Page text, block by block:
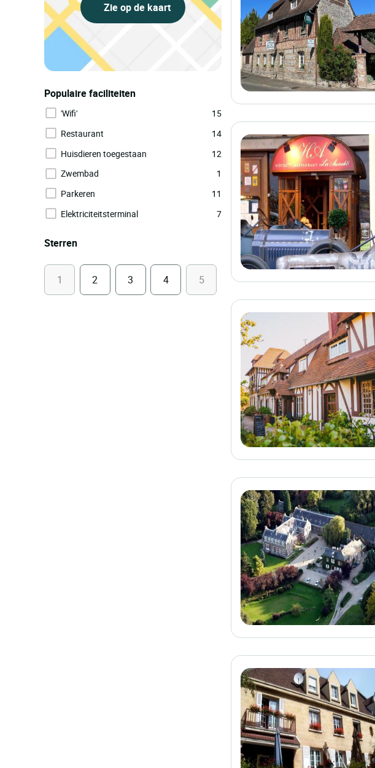
Zie op de kaart
Populaire faciliteiten
'Wifi'
15
Restaurant
14
Huisdieren toegestaan
12
Zwembad
1
Parkeren
11
Elektriciteitsterminal
7
Sterren
1 2 3 4 5